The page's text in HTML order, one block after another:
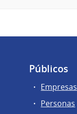
Públicos
Empresas
Personas